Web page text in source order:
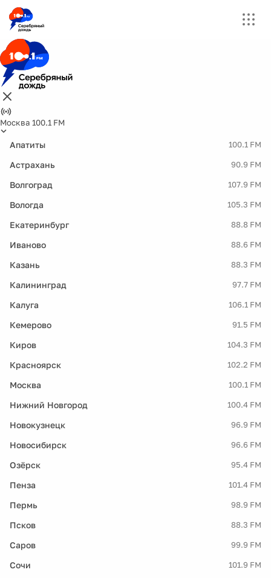
Москва 100.1 FM
Апатиты 100.1 FM
Астрахань 90.9 FM
Волгоград 107.9 FM
Вологда 105.3 FM
Екатеринбург 88.8 FM
Иваново 88.6 FM
Казань 88.3 FM
Калининград 97.7 FM
Калуга 106.1 FM
Кемерово 91.5 FM
Киров 104.3 FM
Красноярск 102.2 FM
Москва 100.1 FM
Нижний Новгород 100.4 FM
Новокузнецк 96.9 FM
Новосибирск 96.6 FM
Озёрск 95.4 FM
Пенза 101.4 FM
Пермь 98.9 FM
Псков 88.3 FM
Саров 99.9 FM
Сочи 101.9 FM